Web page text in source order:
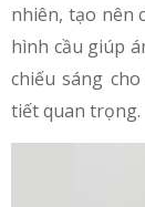
nhiên, tạo nên
hình cầu giúp
chiếu sáng
tiết quan trọng.